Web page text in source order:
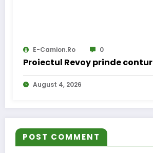
E-Camion.ro 0
Proiectul Revoy prinde contur
August 4, 2026
POST COMMENT